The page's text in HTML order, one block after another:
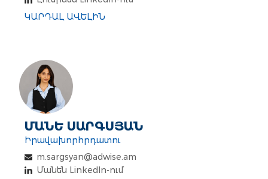
ԿԱՐԴԱԼ ԱՎԵԼԻՆ
ՄԱՆԵ ՍԱՐԳՍՅԱՆ
Իրավախորհրդատու
m.sargsyan@adwise.am
Մանեն LinkedIn-ում